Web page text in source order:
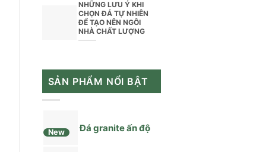
NHỮNG LƯU Ý KHI
CHỌN ĐÁ TỰ NHIÊN
ĐỂ TẠO NÊN NGÔI
NHÀ CHẤT LƯỢNG
SẢN PHẨM NỔI BẬT
New Đá granite ấn độ